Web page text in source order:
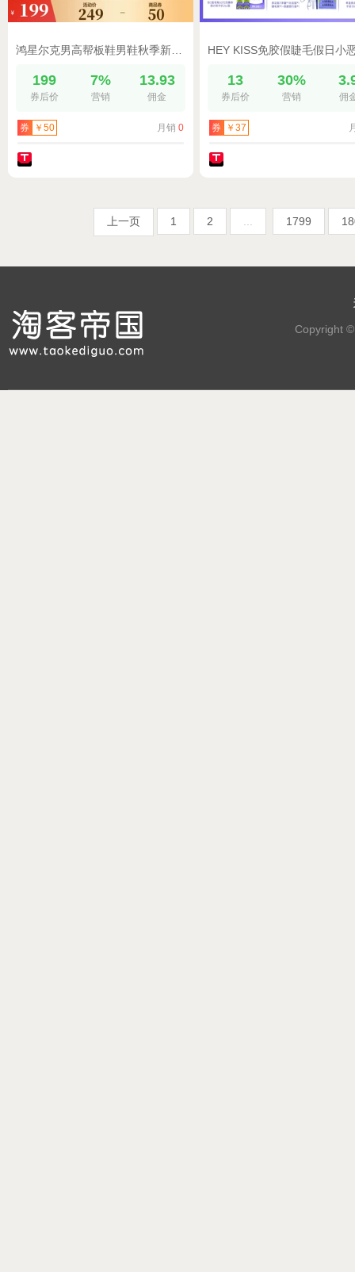
199
券后价
7%
营销
13.93
佣金
券 ￥50 月销 0
13
券后价
30%
营销 佣
券 ￥37
上一页 1 2 1799
Copyright